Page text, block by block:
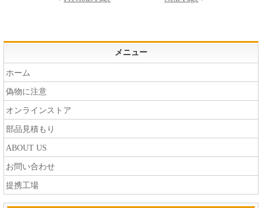
メニュー
ホーム
偽物に注意
オンラインストア
部品見積もり
ABOUT US
お問い合わせ
提携工場